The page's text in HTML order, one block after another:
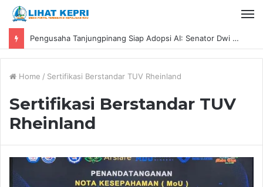
Pengusaha Tanjungpinang Siap Adopsi AI: Senator Dwi Ajeng Sekar Respaty Dorong UMKM Tingkatkan Daya Saing Melalui AIM ASEAN
Home / Sertifikasi Berstandar TUV Rheinland
Sertifikasi Berstandar TUV
Rheinland